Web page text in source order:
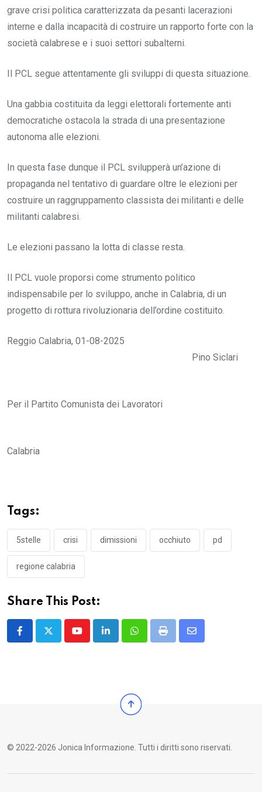
grave crisi politica caratterizzata da pesanti lacerazioni
interne e dalla incapacità di costruire un rapporto forte con la
società calabrese e i suoi settori subalterni.
Il PCL segue attentamente gli sviluppi di questa situazione.
Una gabbia costituita da leggi elettorali fortemente anti
democratiche ostacola la strada di una presentazione
autonoma alle elezioni.
In questa fase dunque il PCL svilupperà un’azione di
propaganda nel tentativo di guardare oltre le elezioni per
costruire un raggruppamento classista dei militanti e delle
militanti calabresi.
Le elezioni passano la lotta di classe resta.
Il PCL vuole proporsi come strumento politico
indispensabile per lo sviluppo, anche in Calabria, di un
progetto di rottura rivoluzionaria dell’ordine costituito.
Reggio Calabria, 01-08-2025
Pino Siclari
Per il Partito Comunista dei Lavoratori
Calabria
Tags:
5stelle crisi dimissioni occhiuto pd
regione calabria
Share This Post:
YoutubeLinkedInWhatsappPrint
Share
© 2022-2026 Jonica Informazione. Tutti i diritti sono riservati.